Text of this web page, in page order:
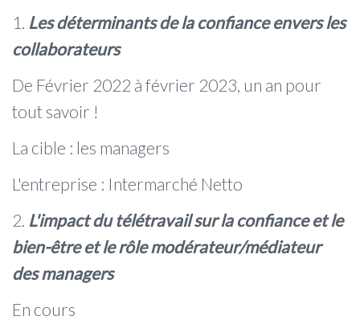
1. Les déterminants de la confiance envers les
collaborateurs
De Février 2022 à février 2023, un an pour
tout savoir !
La cible : les managers
L'entreprise : Intermarché Netto
2. L'impact du télétravail sur la confiance et le
bien-être et le rôle modérateur/médiateur
des managers
En cours